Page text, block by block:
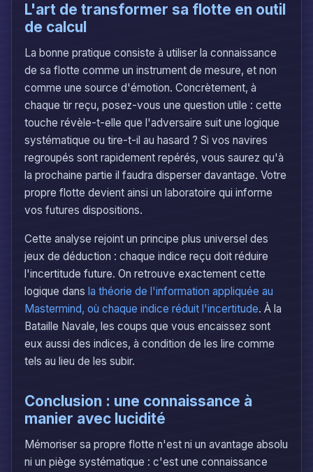
L'art de transformer sa flotte en outil
de calcul
La bonne pratique consiste à utiliser la connaissance
de sa flotte comme un instrument de mesure, et non
comme une source d'émotion. Concrètement, à
chaque tir reçu, posez-vous une question utile : cette
touche révèle-t-elle que l'adversaire suit une logique
systématique ou tire-t-il au hasard ? Si vos navires
regroupés sont rapidement repérés, vous saurez qu'à
la prochaine partie il faudra disperser davantage. Votre
propre flotte devient ainsi un laboratoire qui informe
vos futures dispositions.
Cette analyse rejoint un principe plus universel des
jeux de déduction : chaque indice reçu doit réduire
l'incertitude future. On retrouve exactement cette
logique dans la théorie de l'information appliquée au
Mastermind, où chaque indice réduit l'incertitude. À la
Bataille Navale, les coups que vous encaissez sont
eux aussi des indices, à condition de les lire comme
tels au lieu de les subir.
Conclusion : une connaissance à
manier avec lucidité
Mémoriser sa propre flotte n'est ni un avantage absolu
ni un piège systématique : c'est une connaissance